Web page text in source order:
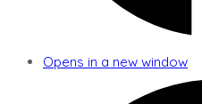
Opens in a new window